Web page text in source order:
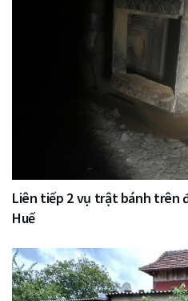
Liên tiếp 2 vụ trật bánh trên
Huế